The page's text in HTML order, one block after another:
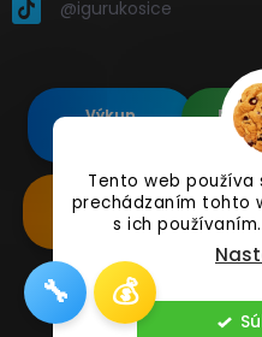
Tento web používa
prechádzaním tohto
s ich
@igurukosice
Výkup
Renovované
Samsung's
Copyright 2026 iguru.sk
🔧 💰